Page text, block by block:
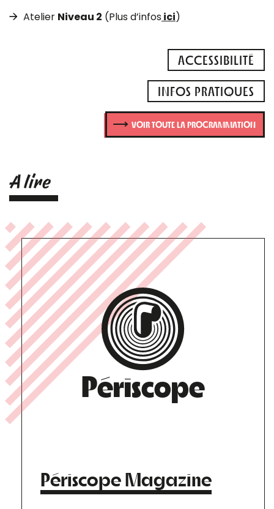
Atelier Niveau 2 (Plus d’infosici)
ACCESSIBILITÉ
INFOS PRATIQUES
VOIR TOUTE LA PROGRAMMATION
A lire
Périscope
Périscope Magazine